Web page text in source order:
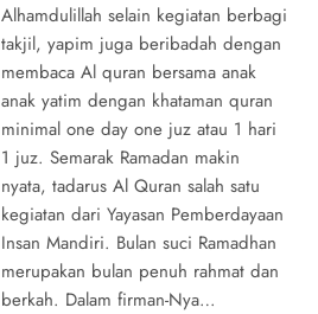
Alhamdulillah selain kegiatan berbagi
takjil, yapim juga beribadah dengan
membaca Al quran bersama anak
anak yatim dengan khataman quran
minimal one day one juz atau 1 hari
1 juz. Semarak Ramadan makin
nyata, tadarus Al Quran salah satu
kegiatan dari Yayasan Pemberdayaan
Insan Mandiri. Bulan suci Ramadhan
merupakan bulan penuh rahmat dan
berkah. Dalam firman-Nya…